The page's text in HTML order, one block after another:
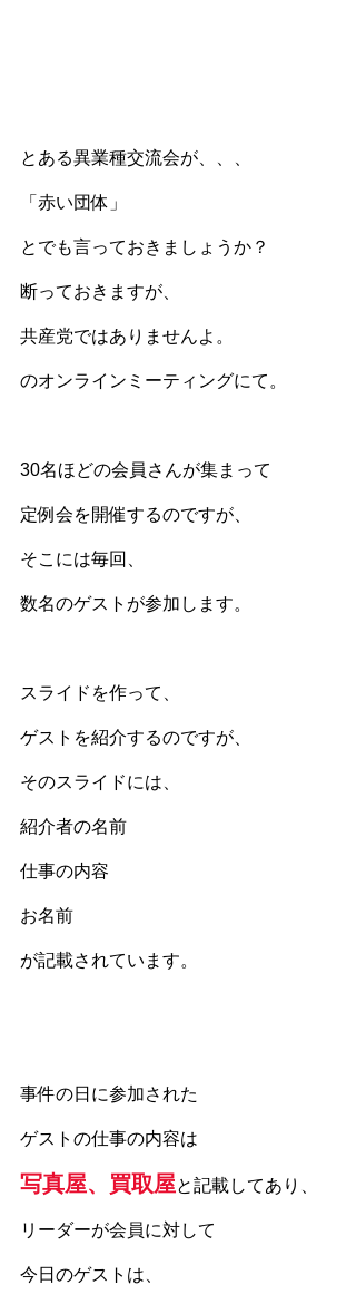
とある異業種交流会が、、、
「赤い団体」
とでも言っておきましょうか？
断っておきますが、
共産党ではありませんよ。
のオンラインミーティングにて。
30名ほどの会員さんが集まって
定例会を開催するのですが、
そこには毎回、
数名のゲストが参加します。
スライドを作って、
ゲストを紹介するのですが、
そのスライドには、
紹介者の名前
仕事の内容
お名前
が記載されています。
事件の日に参加された
ゲストの仕事の内容は
写真屋、買取屋と記載してあり、
リーダーが会員に対して
今日のゲストは、